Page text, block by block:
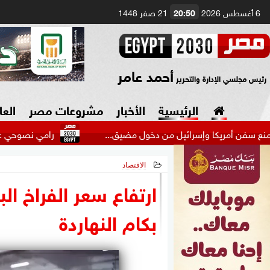
6 أغسطس 2026 20:50 21 صفر 1448
رئيس مجلسي الإدارة والتحرير أحمد عامر
الرئيسية الأخبار
الرئاسة
دين وفتاوى
مشروعات مصر
رامي نصوحي عن أزمة وإسرائيل من دخول مضيق...
الاقتصاد
ارتفاع سعر الفراخ
بكام النهاردة